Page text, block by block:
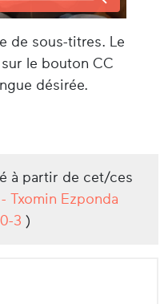
de sous-titres. Le
le bouton CC
désirée.
à partir de cet/ces
Txomin Ezponda
3 )